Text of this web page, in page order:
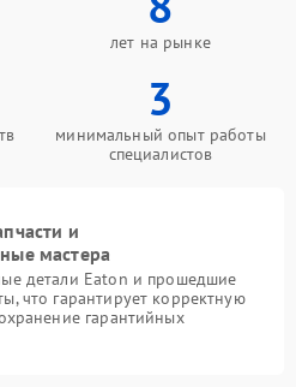
лет на рынке
3
минимальный опыт работы
специалистов
и
мастера
детали Eaton и прошедшие
что гарантирует корректную
гарантийных